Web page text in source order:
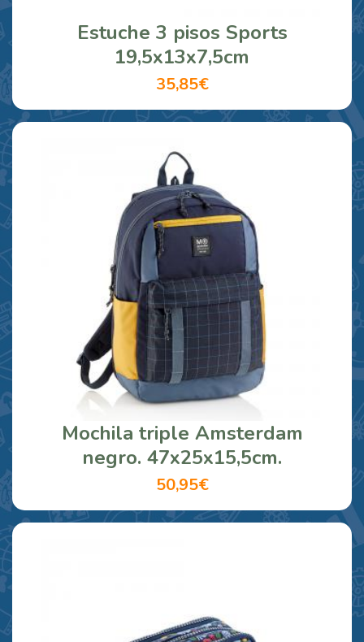
Estuche 3 pisos Sports
19,5x13x7,5cm
35,85€
Mochila triple Amsterdam
negro. 47x25x15,5cm.
50,95€